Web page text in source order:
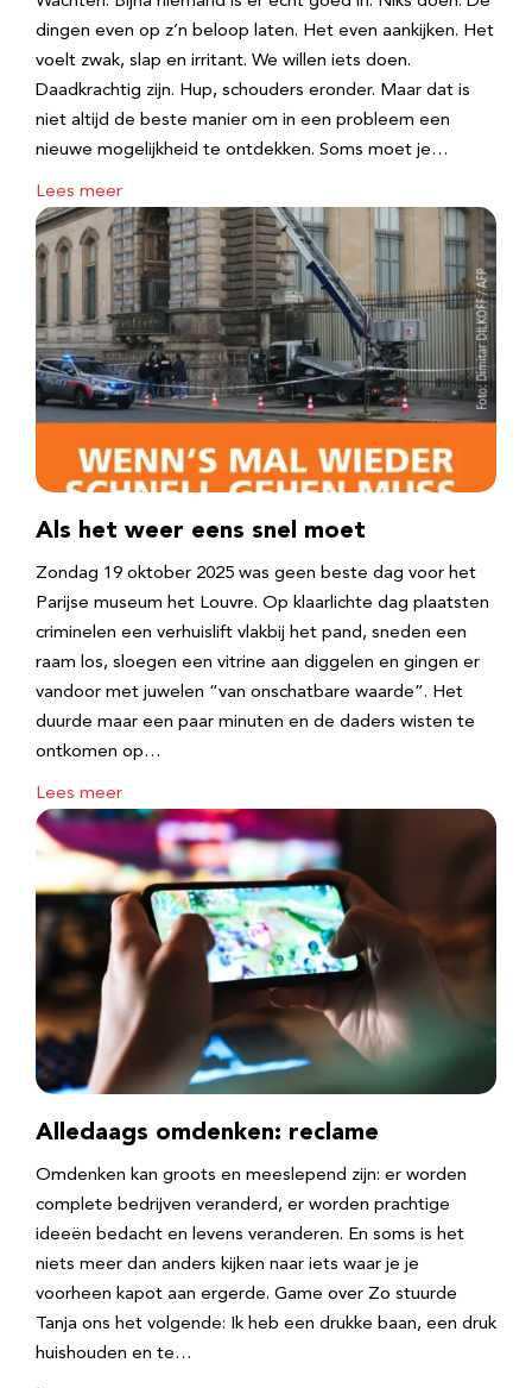
dingen even op z’n beloop laten. Het even aankijken. Het
voelt zwak, slap en irritant. We willen iets doen.
Daadkrachtig zijn. Hup, schouders eronder. Maar dat is
niet altijd de beste manier om in een probleem een
nieuwe mogelijkheid te ontdekken. Soms moet je…
Lees meer
Als het weer eens snel moet
Zondag 19 oktober 2025 was geen beste dag voor het
Parijse museum het Louvre. Op klaarlichte dag plaatsten
criminelen een verhuislift vlakbij het pand, sneden een
raam los, sloegen een vitrine aan diggelen en gingen er
vandoor met juwelen “van onschatbare waarde”. Het
duurde maar een paar minuten en de daders wisten te
ontkomen op…
Lees meer
Alledaags omdenken: reclame
Omdenken kan groots en meeslepend zijn: er worden
complete bedrijven veranderd, er worden prachtige
ideeën bedacht en levens veranderen. En soms is het
niets meer dan anders kijken naar iets waar je je
voorheen kapot aan ergerde. Game over Zo stuurde
Tanja ons het volgende: Ik heb een drukke baan, een druk
huishouden en te…